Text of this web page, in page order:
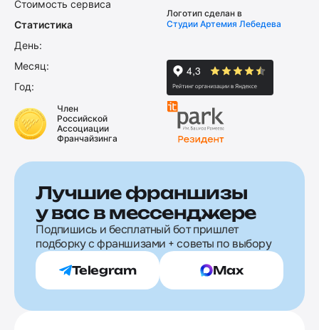
Стоимость сервиса
Статистика
День:
Месяц:
Год:
Логотип сделан в
Студии Артемия Лебедева
Член
Российской
Ассоциации
Франчайзинга
Лучшие франшизы
у вас в мессенджере
Подпишись и бесплатный бот пришлет
подборку с франшизами + советы по выбору
Telegram Max